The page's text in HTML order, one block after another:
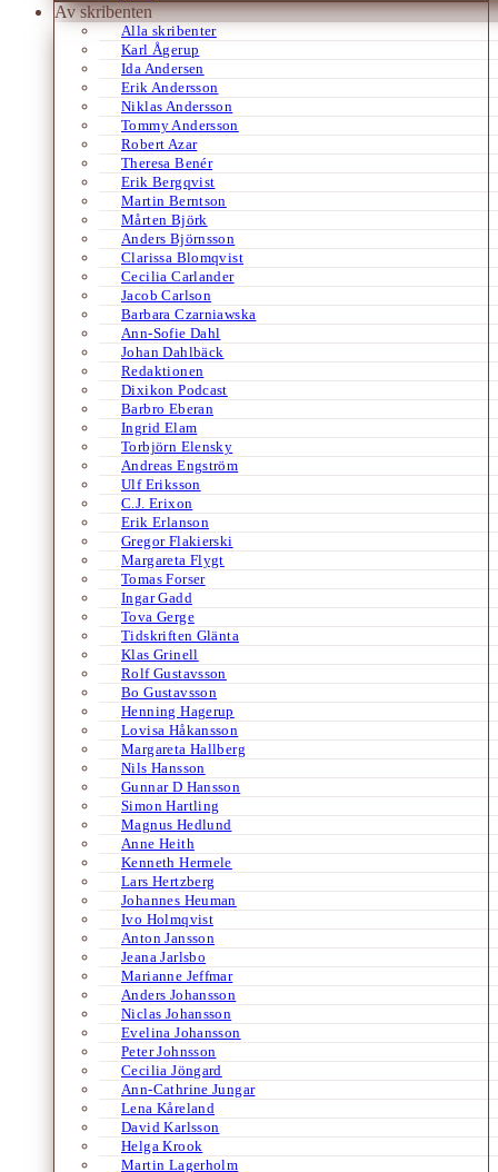
Av skribenten
Alla skribenter
Karl Ågerup
Ida Andersen
Erik Andersson
Niklas Andersson
Tommy Andersson
Robert Azar
Theresa Benér
Erik Bergqvist
Martin Berntson
Mårten Björk
Anders Björnsson
Clarissa Blomqvist
Cecilia Carlander
Jacob Carlson
Barbara Czarniawska
Ann-Sofie Dahl
Johan Dahlbäck
Redaktionen
Dixikon Podcast
Barbro Eberan
Ingrid Elam
Torbjörn Elensky
Andreas Engström
Ulf Eriksson
C.J. Erixon
Erik Erlanson
Gregor Flakierski
Margareta Flygt
Tomas Forser
Ingar Gadd
Tova Gerge
Tidskriften Glänta
Klas Grinell
Rolf Gustavsson
Bo Gustavsson
Henning Hagerup
Lovisa Håkansson
Margareta Hallberg
Nils Hansson
Gunnar D Hansson
Simon Hartling
Magnus Hedlund
Anne Heith
Kenneth Hermele
Lars Hertzberg
Johannes Heuman
Ivo Holmqvist
Anton Jansson
Jeana Jarlsbo
Marianne Jeffmar
Anders Johansson
Niclas Johansson
Evelina Johansson
Peter Johnsson
Cecilia Jöngard
Ann-Cathrine Jungar
Lena Kåreland
David Karlsson
Helga Krook
Martin Lagerholm